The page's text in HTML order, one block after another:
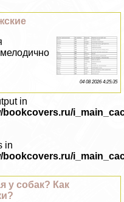
04 08 2026 4:25:35
in
bookcovers.ru/
in
bookcovers.ru/
у собак? Как